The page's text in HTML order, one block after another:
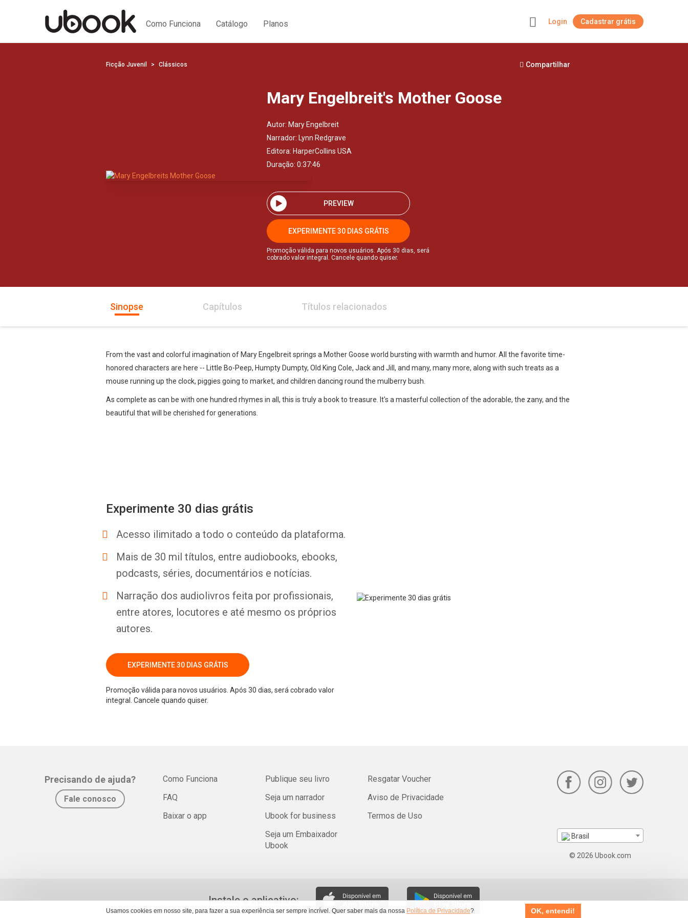
Usamos cookies em nosso site, para fazer a sua experiência ser sempre incrível. Quer saber mais da nossa Política de Privacidade? OK, entendi!
Como Funciona Catálogo Planos Login Cadastrar grátis
Ficção Juvenil Clássicos Compartilhar
Mary Engelbreit's Mother Goose
Autor: Mary Engelbreit
Narrador: Lynn Redgrave
Editora: HarperCollins USA
Duração: 0:37:46
PREVIEW
EXPERIMENTE 30 DIAS GRÁTIS
Promoção válida para novos usuários. Após 30 dias, será
cobrado valor integral. Cancele quando quiser.
Sinopse Capítulos Títulos relacionados
From the vast and colorful imagination of Mary Engelbreit springs a Mother Goose world bursting with warmth and humor. All the favorite time-
honored characters are here -- Little Bo-Peep, Humpty Dumpty, Old King Cole, Jack and Jill, and many, many more, along with such treats as a
mouse running up the clock, piggies going to market, and children dancing round the mulberry bush.
As complete as can be with one hundred rhymes in all, this is truly a book to treasure. It's a masterful collection of the adorable, the zany, and the
beautiful that will be cherished for generations.
Experimente 30 dias grátis
Acesso ilimitado a todo o conteúdo da plataforma.
Mais de 30 mil títulos, entre audiobooks, ebooks,
podcasts, séries, documentários e notícias.
Narração dos audiolivros feita por profissionais,
entre atores, locutores e até mesmo os próprios
autores.
EXPERIMENTE 30 DIAS GRÁTIS
Promoção válida para novos usuários. Após 30 dias, será cobrado valor
integral. Cancele quando quiser.
Precisando de ajuda?
Fale conosco
Como Funciona
FAQ
Baixar o app
Publique seu livro
Seja um narrador
Ubook for business
Seja um Embaixador
Ubook
Resgatar Voucher
Aviso de Privacidade
Termos de Uso
Brasil
© 2026 Ubook.com
Instale o aplicativo: